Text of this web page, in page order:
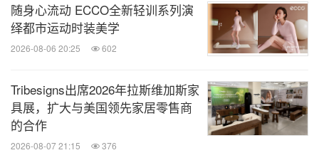
随身心流动 ECCO全新轻训系列演
绎都市运动时装美学
2026-08-06 20:25 602
Tribesigns出席2026年拉斯维加斯家
具展，扩大与美国领先家居零售商
的合作
2026-08-07 21:15 376